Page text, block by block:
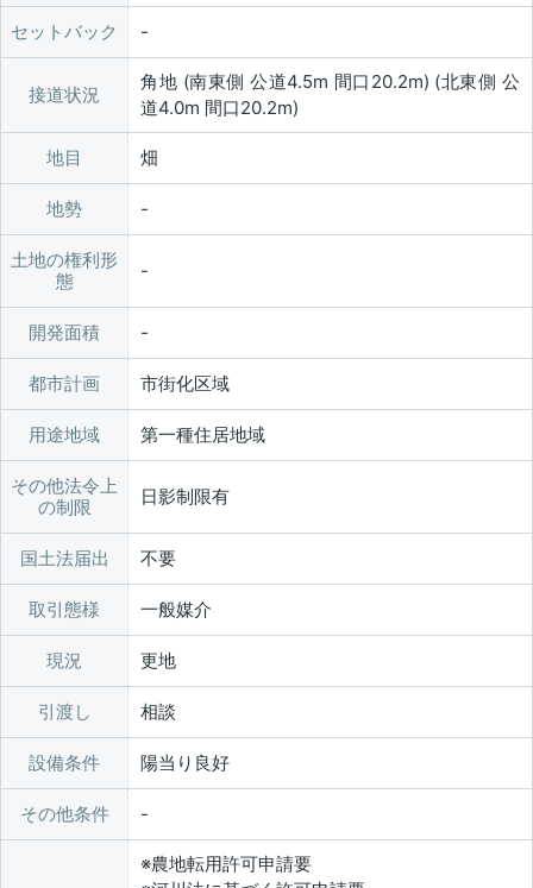
セットバック
接道状況
角地 (南東側 公道4.5m 間口20.2m) (北東側 公
道4.0m 間口20.2m)
地目 畑
地勢
土地の権利形
態
開発面積
都市計画 市街化区域
用途地域 第一種住居地域
その他法令上
の制限
日影制限有
国土法届出 不要
取引態様 一般媒介
現況 更地
引渡し 相談
設備条件 陽当り良好
その他条件
※農地転用許可申請要